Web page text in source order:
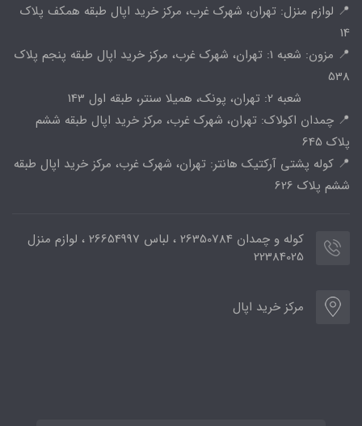
📍 لوازم منزل: تهران، شهرک غرب، مرکز خرید اپال طبقه همکف پلاک
14
📍 مزون: شعبه 1: تهران، شهرک غرب، مرکز خرید اپال طبقه پنجم پلاک
538
شعبه 2: تهران، پونک، همیلا سنتر، طبقه اول 143
📍 چمدان اکولاک: تهران، شهرک غرب، مرکز خرید اپال طبقه ششم
پلاک 645
📍 کوله پشتی آرکتیک هانتر: تهران، شهرک غرب، مرکز خرید اپال طبقه
ششم پلاک 626
کوله و چمدان 26350784 ، لباس 26654997 ، لوازم منزل
22384025
مرکز خرید اپال